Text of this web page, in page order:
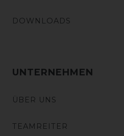
DOWNLOADS
UNTERNEHMEN
ÜBER UNS
TEAMREITER